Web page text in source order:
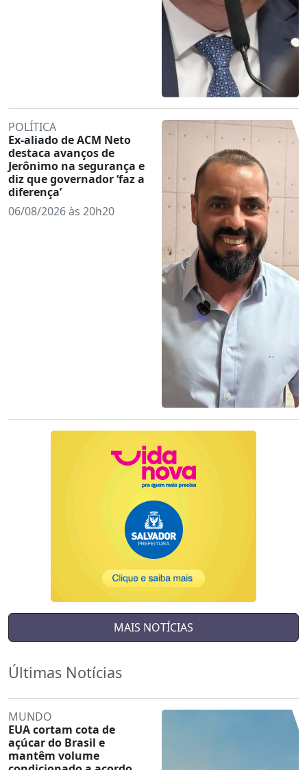
POLÍTICA
Ex-aliado de ACM Neto
destaca avanços de
Jerônimo na segurança e
diz que governador ‘faz a
diferença’
06/08/2026 às 20h20
MAIS NOTÍCIAS
Últimas Notícias
MUNDO
EUA cortam cota de
açúcar do Brasil e
mantêm volume